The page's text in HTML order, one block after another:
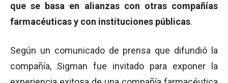
que se basa en alianzas con otras compañías
farmacéuticas y con instituciones públicas.
Según un comunicado de prensa que difundió la
compañía, Sigman fue invitado para exponer la